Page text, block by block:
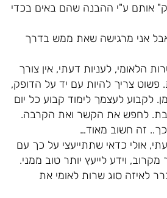
אותם ע"י ההבנה שהם באים בכדי
אני מרגישה שאת ממש בדרך
הלאומי, לעניות דעתי, אין צורך
צריך להיות עם יד על הדופק,
לקבוע לעצמך לימוד קבוע כל יום
לחפש את הקשר ואת הקרבה.
זה חשוב מאוד…
אולי כדאי שתתייעצי על כך עם
וידע לייעץ יותר טוב ממני.
לאיזה סוג שרות לאומי את